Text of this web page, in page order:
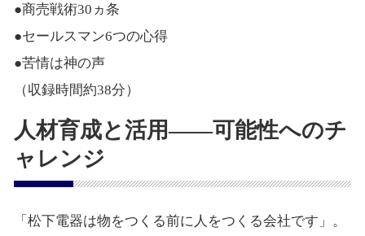
●商売戦術30ヵ条
●セールスマン6つの心得
●苦情は神の声
（収録時間約38分）
人材育成と活用――可能性へのチ
ャレンジ
「松下電器は物をつくる前に人をつくる会社です」。